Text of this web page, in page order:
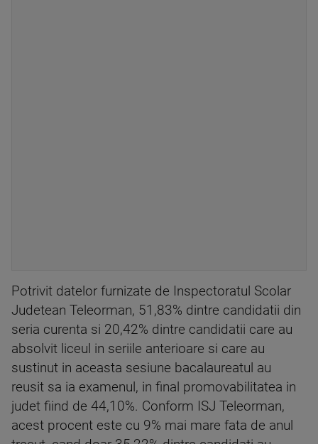
Potrivit datelor furnizate de Inspectoratul Scolar
Judetean Teleorman, 51,83% dintre candidatii din
seria curenta si 20,42% dintre candidatii care au
absolvit liceul in seriile anterioare si care au
sustinut in aceasta sesiune bacalaureatul au
reusit sa ia examenul, in final promovabilitatea in
judet fiind de 44,10%. Conform ISJ Teleorman,
acest procent este cu 9% mai mare fata de anul